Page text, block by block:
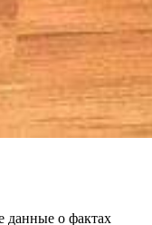
данные о фактах